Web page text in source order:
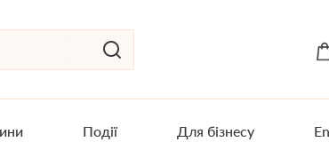
Події Для бізнесу